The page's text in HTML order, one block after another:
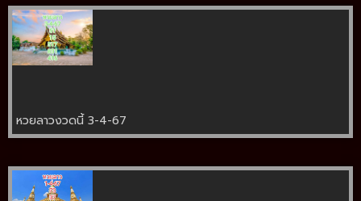
หวยลาวงวดนี้ 3-4-67